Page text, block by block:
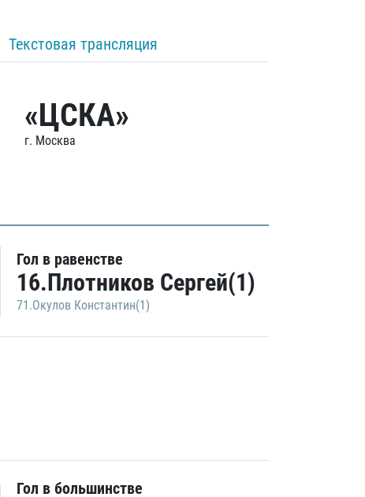
Текстовая трансляция
«ЦСКА»
г. Москва
Гол в равенстве
16.Плотников Сергей(1)
71.Окулов Константин(1)
Гол в большинстве